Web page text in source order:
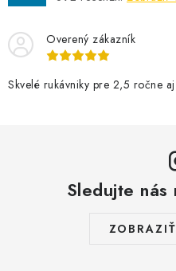
Overený zákazník
Skvelé rukávniky pre 2,5 ročne
Sledujte nás